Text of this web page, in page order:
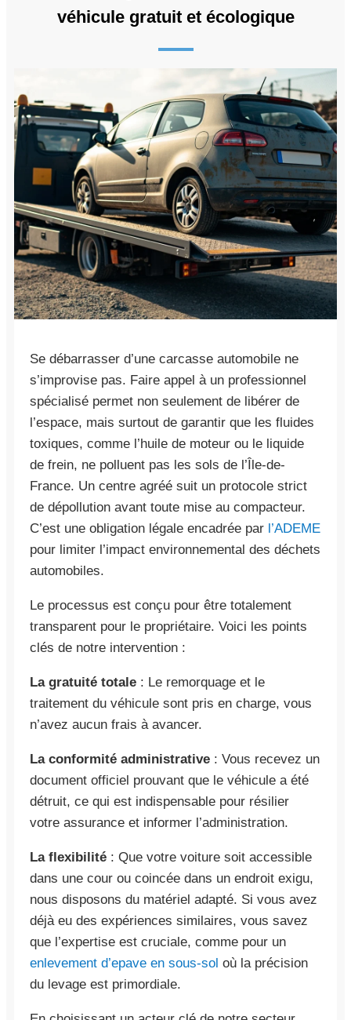
véhicule gratuit et écologique
Se débarrasser d’une carcasse automobile ne
s’improvise pas. Faire appel à un professionnel
spécialisé permet non seulement de libérer de
l’espace, mais surtout de garantir que les fluides
toxiques, comme l’huile de moteur ou le liquide
de frein, ne polluent pas les sols de l’Île-de-
France. Un centre agréé suit un protocole strict
de dépollution avant toute mise au compacteur.
C’est une obligation légale encadrée par l’ADEME
pour limiter l’impact environnemental des déchets
automobiles.
Le processus est conçu pour être totalement
transparent pour le propriétaire. Voici les points
clés de notre intervention :
La gratuité totale : Le remorquage et le
traitement du véhicule sont pris en charge, vous
n’avez aucun frais à avancer.
La conformité administrative : Vous recevez un
document officiel prouvant que le véhicule a été
détruit, ce qui est indispensable pour résilier
votre assurance et informer l’administration.
La flexibilité : Que votre voiture soit accessible
dans une cour ou coincée dans un endroit exigu,
nous disposons du matériel adapté. Si vous avez
déjà eu des expériences similaires, vous savez
que l’expertise est cruciale, comme pour un
enlevement d’epave en sous-sol où la précision
du levage est primordiale.